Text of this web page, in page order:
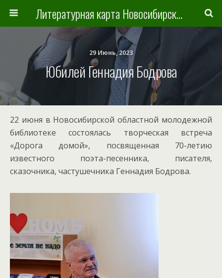
Литературная карта Новосибирска и Новосибирской области
29 Июнь, 2023
Юбилей Геннадия Бодрова
22 июня в Новосибирской областной молодежной
библиотеке состоялась творческая встреча
«Дорога домой», посвященная 70-летию
известного поэта-песенника, писателя,
сказочника, частушечника Геннадия Бодрова.